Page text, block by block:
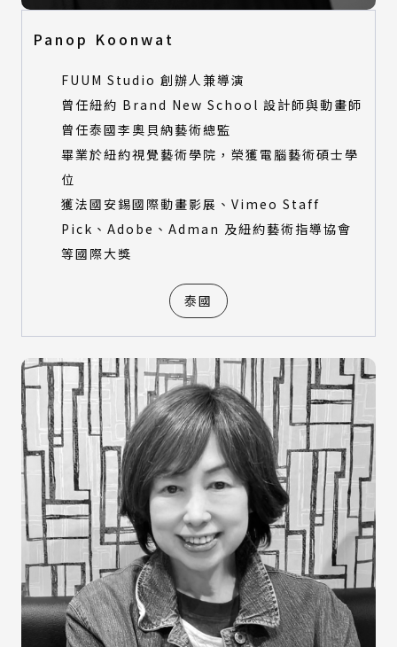
Panop Koonwat
FUUM Studio 創辦人兼導演
曾任紐約 Brand New School 設計師與動畫師
曾任泰國李奧貝納藝術總監
畢業於紐約視覺藝術學院，榮獲電腦藝術碩士學
位
獲法國安錫國際動畫影展、Vimeo Staff
Pick、Adobe、Adman 及紐約藝術指導協會
等國際大獎
泰國